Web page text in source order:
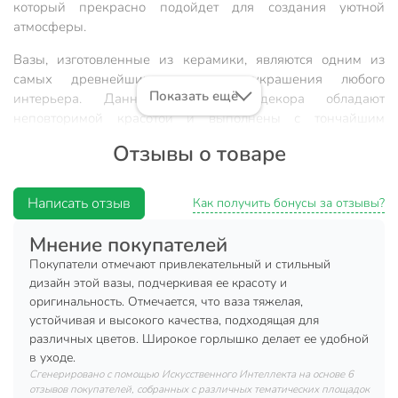
который прекрасно подойдет для создания уютной
атмосферы.
Вазы, изготовленные из керамики, являются одним из
самых древнейших элементов украшения любого
интерьера. Данные предметы декора обладают
неповторимой красотой и выполнены с тончайшим
использовали для украшения комнат своего жилища,
Характеристики:
Материал: керамика.
Размер: 26х11 см.
Размещение: настольная.
Цвет: белый.
Преимущества:
Устойчивая конструкция.
Показать ещё
Отзывы о товаре
Написать отзыв Как получить бонусы за отзывы?
Мнение покупателей
Покупатели отмечают привлекательный и стильный
дизайн этой вазы, подчеркивая ее красоту и
оригинальность. Отмечается, что ваза тяжелая,
устойчивая и высокого качества, подходящая для
различных цветов. Широкое горлышко делает ее удобной
в уходе.
Сгенерировано с помощью Искусственного Интеллекта на основе 6
отзывов покупателей, собранных с различных тематических площадок